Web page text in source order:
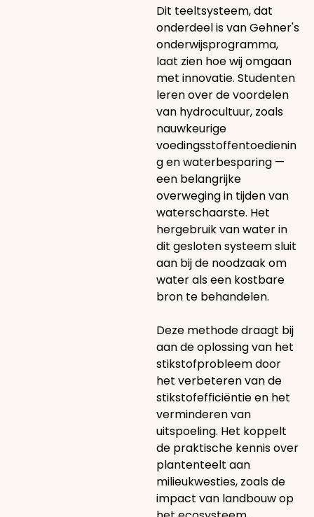
Dit teeltsysteem, dat
onderdeel is van Gehner's
onderwijsprogramma,
laat zien hoe wij omgaan
met innovatie. Studenten
leren over de voordelen
van hydrocultuur, zoals
nauwkeurige
voedingsstoffentoedienin
g en waterbesparing —
een belangrijke
overweging in tijden van
waterschaarste. Het
hergebruik van water in
dit gesloten systeem sluit
aan bij de noodzaak om
water als een kostbare
bron te behandelen.
Deze methode draagt bij
aan de oplossing van het
stikstofprobleem door
het verbeteren van de
stikstofefficiëntie en het
verminderen van
uitspoeling. Het koppelt
de praktische kennis over
plantenteelt aan
milieukwesties, zoals de
impact van landbouw op